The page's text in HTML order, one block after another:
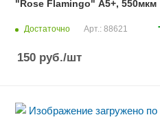
"Rose Flamingo" А5+, 550мкм
Достаточно Арт.: 88621
150 руб./шт